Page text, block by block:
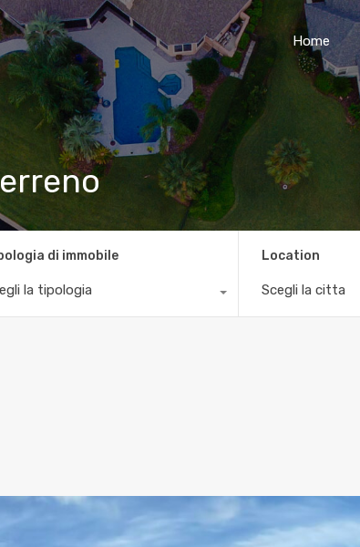
Home
di immobile
la tipologia
Location
Scegli la citta